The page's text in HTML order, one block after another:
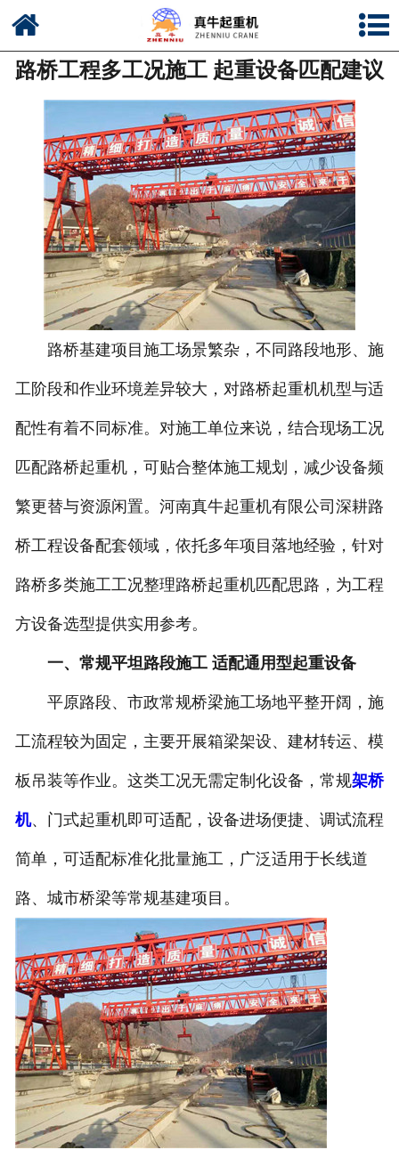
公司简介
新闻中心
产品中心
资质荣誉
公司风采
联系我们
路桥工程多工况施工 起重设备匹配建议
路桥基建项目施工场景繁杂，不同路段地形、施
工阶段和作业环境差异较大，对路桥起重机机型与适
配性有着不同标准。对施工单位来说，结合现场工况
匹配路桥起重机，可贴合整体施工规划，减少设备频
繁更替与资源闲置。河南真牛起重机有限公司深耕路
桥工程设备配套领域，依托多年项目落地经验，针对
路桥多类施工工况整理路桥起重机匹配思路，为工程
方设备选型提供实用参考。
一、常规平坦路段施工 适配通用型起重设备
平原路段、市政常规桥梁施工场地平整开阔，施
工流程较为固定，主要开展箱梁架设、建材转运、模
板吊装等作业。这类工况无需定制化设备，常规架桥
机、门式起重机即可适配，设备进场便捷、调试流程
简单，可适配标准化批量施工，广泛适用于长线道
路、城市桥梁等常规基建项目。